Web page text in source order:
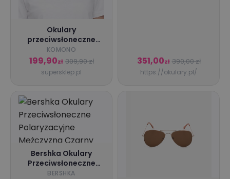
Okulary
przeciwsłoneczne
Komono Gwen
brązowy (bronze
bobcat)
KOMONO
199,90zł 309,90 zł
supersklep.pl
351,00zł 390,00 zł
https://okulary.pl/
Bershka Okulary
Przeciwsłoneczne
Polaryzacyjne
BERSHKA